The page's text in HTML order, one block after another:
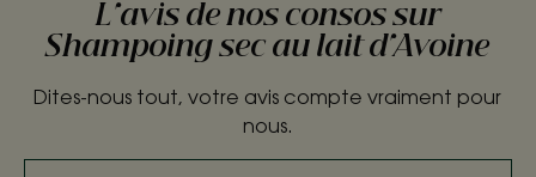
L'avis de nos consos sur
Shampoing sec au lait d'Avoine
Dites-nous tout, votre avis compte vraiment pour
nous.